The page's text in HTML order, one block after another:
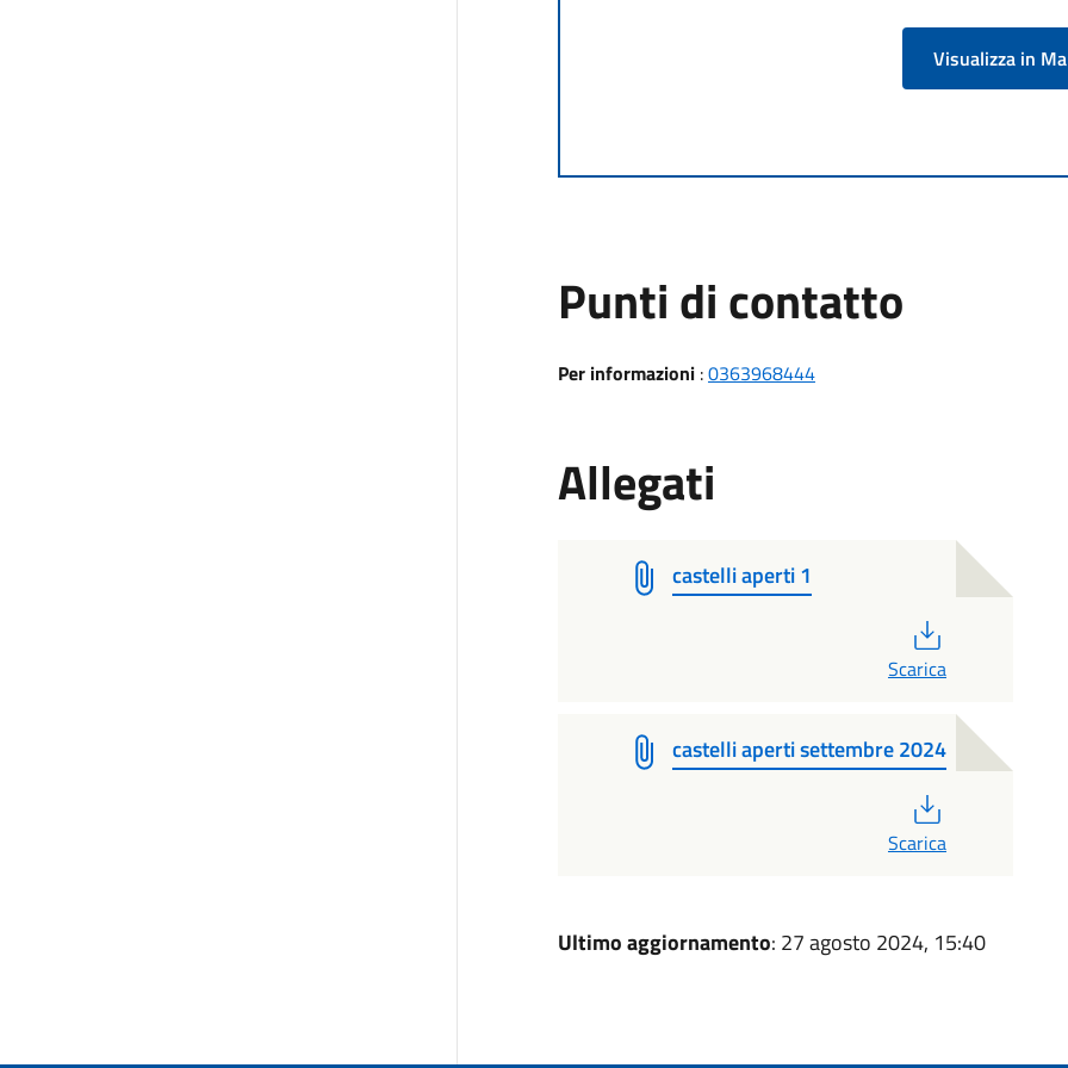
Visualizza in
Punti di contatto
Per informazioni:0363968444
Allegati
castelli aperti 1
Scarica
castelli aperti settembre 2024
Scarica
Ultimo aggiornamento: 27 agosto 2024, 15:40